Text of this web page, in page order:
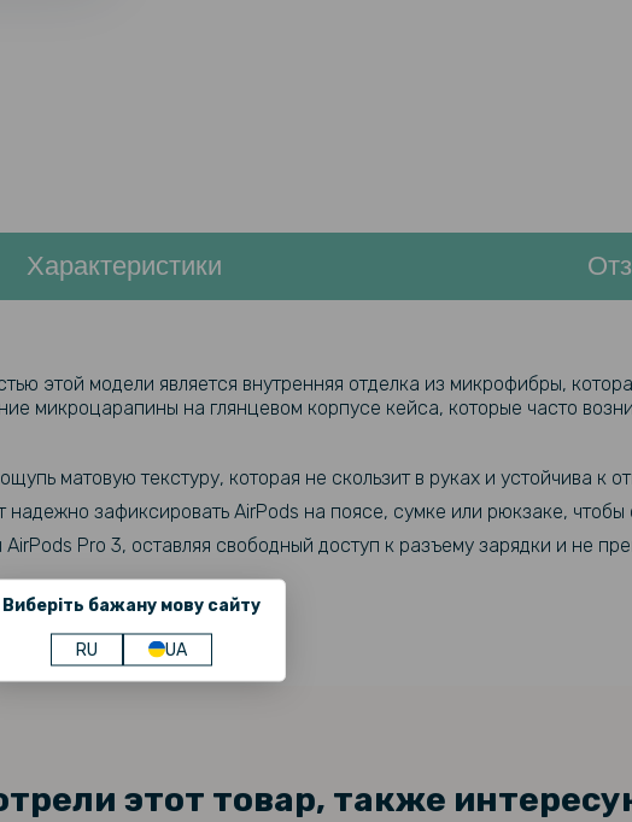
Виберіть бажану мову сайту
RU UA
Характеристики
этой модели является внутренняя отделка из микрофибры,
микроцарапины на глянцевом корпусе кейса, которые часто
матовую текстуру, которая не скользит в руках и устойчива к
надежно зафиксировать AirPods на поясе, сумке или рюкзаке,
Pro 3, оставляя свободный доступ к разъему зарядки и не
этот товар, также